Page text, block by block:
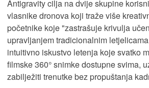
Antigravity cilja na dvije skupine
vlasnike dronova koji traže više
početnike koje "zastrašuje krivulja
upravljanjem tradicionalnim
intuitivno iskustvo letenja koje svatko
filmske 360° snimke dostupne svima,
zabilježiti trenutke bez propuštanja